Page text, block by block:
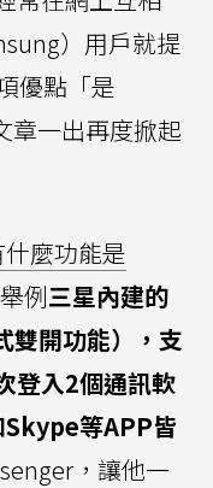
）用戶就提
優點「是
章一出再度掀起
什麼功能是
例三星內建的
開功能），支
登入2個通訊軟
等APP皆
，讓他一